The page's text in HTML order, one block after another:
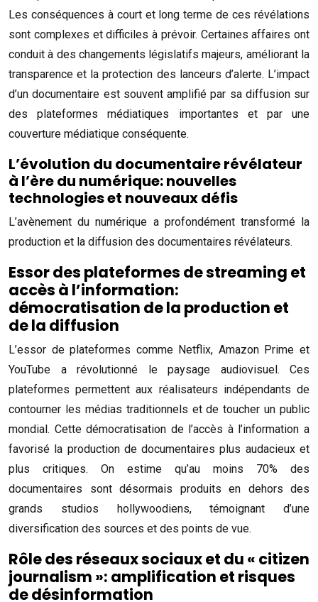
Les conséquences à court et long terme de ces révélations
sont complexes et difficiles à prévoir. Certaines affaires ont
conduit à des changements législatifs majeurs, améliorant la
transparence et la protection des lanceurs d’alerte. L’impact
d’un documentaire est souvent amplifié par sa diffusion sur
des plateformes médiatiques importantes et par une
couverture médiatique conséquente.
L’évolution du documentaire révélateur
à l’ère du numérique: nouvelles
technologies et nouveaux défis
L’avènement du numérique a profondément transformé la
production et la diffusion des documentaires révélateurs.
Essor des plateformes de streaming et
accès à l’information:
démocratisation de la production et
de la diffusion
L’essor de plateformes comme Netflix, Amazon Prime et
YouTube a révolutionné le paysage audiovisuel. Ces
plateformes permettent aux réalisateurs indépendants de
contourner les médias traditionnels et de toucher un public
mondial. Cette démocratisation de l’accès à l’information a
favorisé la production de documentaires plus audacieux et
plus critiques. On estime qu’au moins 70% des
documentaires sont désormais produits en dehors des
grands studios hollywoodiens, témoignant d’une
diversification des sources et des points de vue.
Rôle des réseaux sociaux et du « citizen
journalism »: amplification et risques
de désinformation